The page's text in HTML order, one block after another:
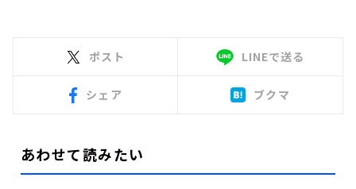
ポスト LINEで送る
シェア ブクマ
あわせて読みたい